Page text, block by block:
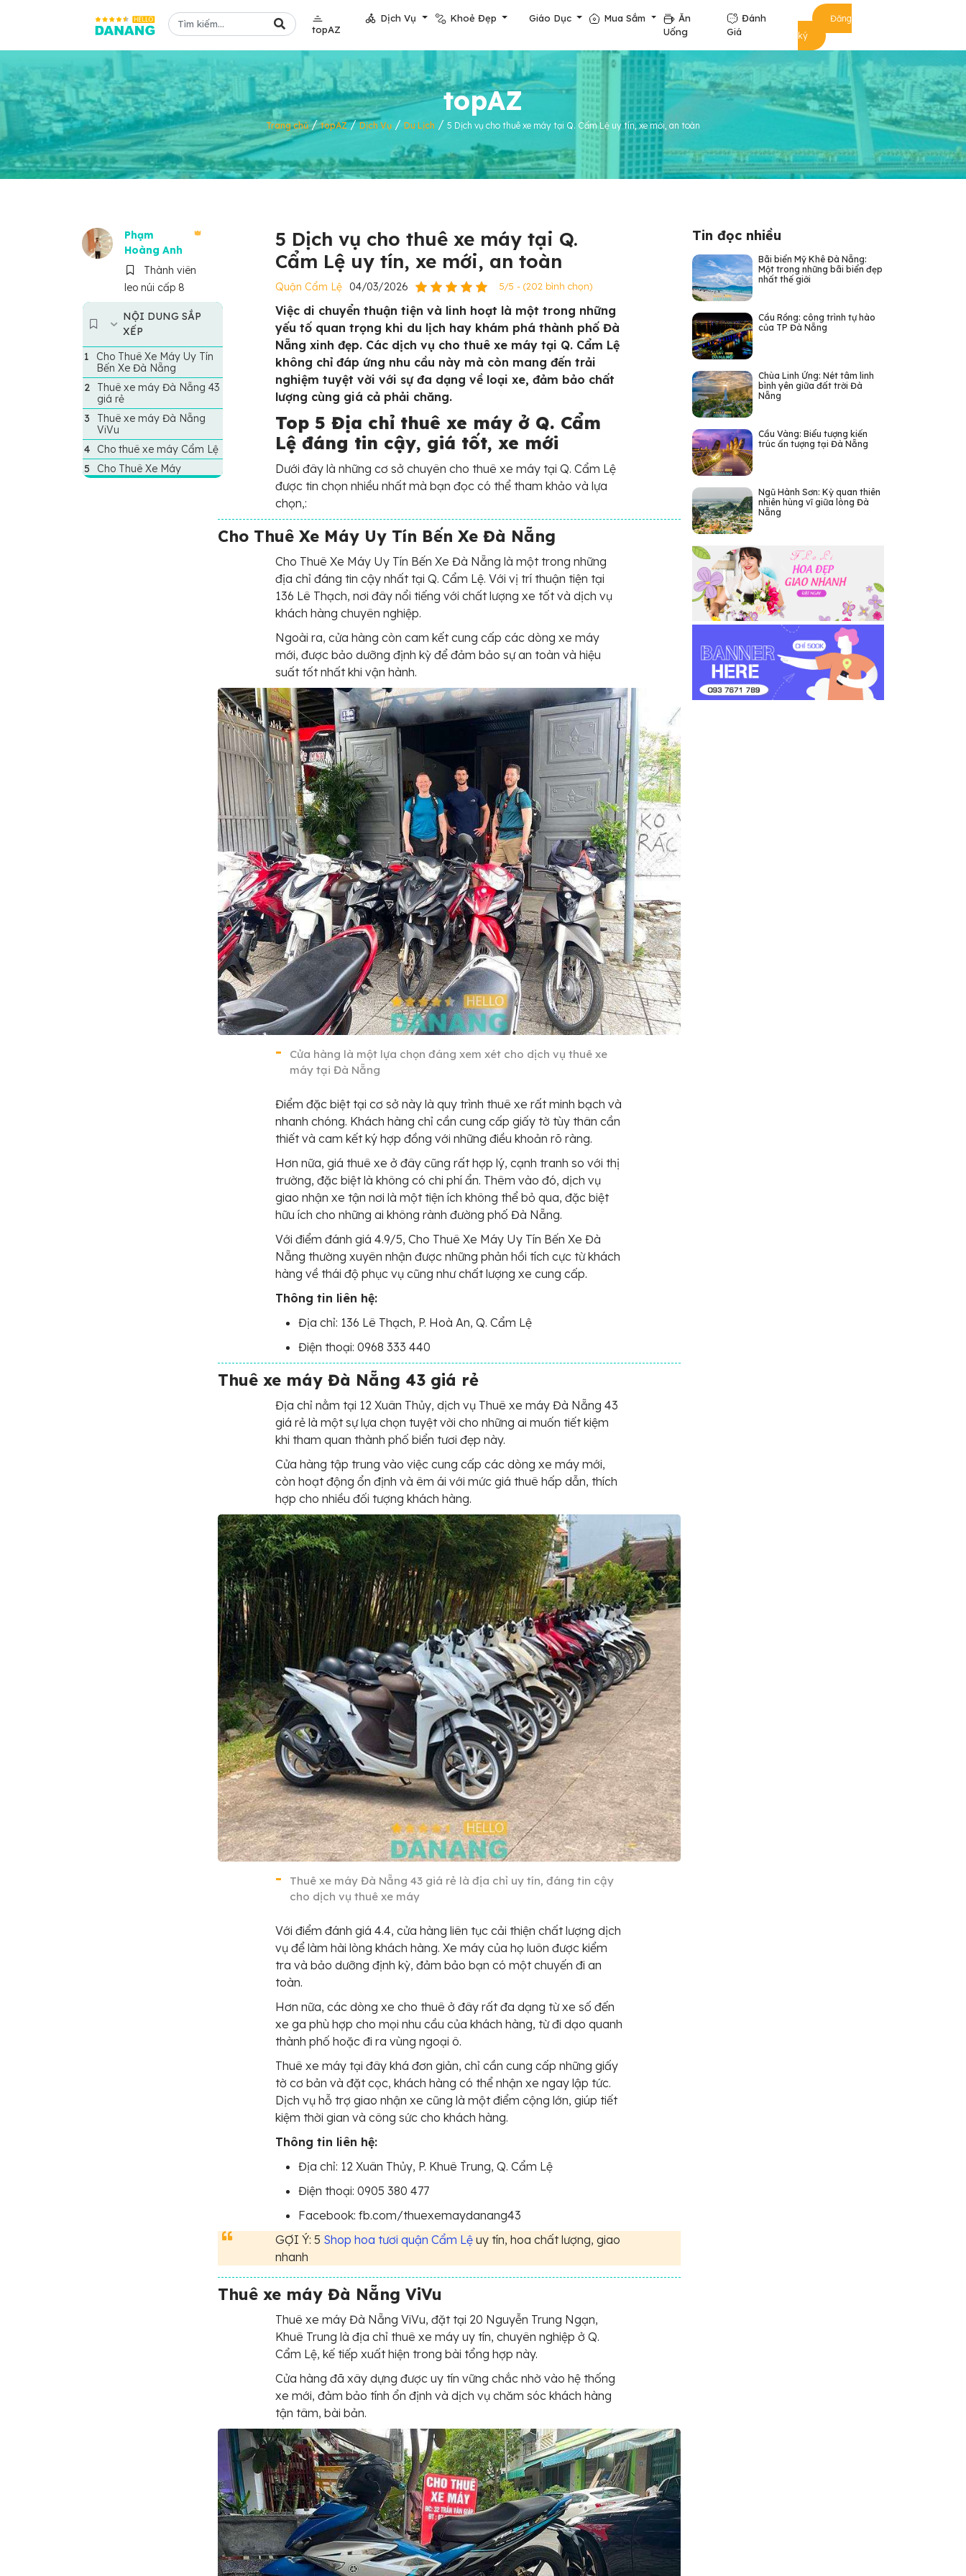
topAZ
Dịch Vụ Khoẻ Đẹp Giáo Dục Mua Sắm
Ăn
Uống
Đánh
Giá
Đăng
ký
topAZ
Trang chủ/topAZ/Dịch Vụ / Du Lịch / 5 Dịch vụ cho thuê xe máy tại Q. Cẩm Lệ uy tín, xe mới, an toàn
Phạm
Hoàng Anh
Thành viên
leo núi cấp 8
5 Dịch vụ cho thuê xe máy tại Q.
Cẩm Lệ uy tín, xe mới, an toàn
Quận Cẩm Lệ 04/03/2026 5/5 - (202 bình chọn)
NỘI DUNG SẮP
XẾP
Cho Thuê Xe Máy Uy Tín
Bến Xe Đà Nẵng
Thuê xe máy Đà Nẵng 43
giá rẻ
Thuê xe máy Đà Nẵng
ViVu
Cho thuê xe máy Cẩm Lệ
Cho Thuê Xe Máy
Việc di chuyển thuận tiện và linh hoạt là một trong những
yếu tố quan trọng khi du lịch hay khám phá thành phố Đà
Nẵng xinh đẹp. Các dịch vụ cho thuê xe máy tại Q. Cẩm Lệ
không chỉ đáp ứng nhu cầu này mà còn mang đến trải
nghiệm tuyệt vời với sự đa dạng về loại xe, đảm bảo chất
lượng cùng giá cả phải chăng.
Top 5 Địa chỉ thuê xe máy ở Q. Cẩm
Lệ đáng tin cậy, giá tốt, xe mới
Dưới đây là những cơ sở chuyên cho thuê xe máy tại Q. Cẩm Lệ
được tin chọn nhiều nhất mà bạn đọc có thể tham khảo và lựa
chọn,:
Cho Thuê Xe Máy Uy Tín Bến Xe Đà Nẵng
Cho Thuê Xe Máy Uy Tín Bến Xe Đà Nẵng là một trong những
địa chỉ đáng tin cậy nhất tại Q. Cẩm Lệ. Với vị trí thuận tiện tại
136 Lê Thạch, nơi đây nổi tiếng với chất lượng xe tốt và dịch vụ
khách hàng chuyên nghiệp.
Ngoài ra, cửa hàng còn cam kết cung cấp các dòng xe máy
mới, được bảo dưỡng định kỳ để đảm bảo sự an toàn và hiệu
suất tốt nhất khi vận hành.
Cửa hàng là một lựa chọn đáng xem xét cho dịch vụ thuê xe
máy tại Đà Nẵng
Điểm đặc biệt tại cơ sở này là quy trình thuê xe rất minh bạch và
nhanh chóng. Khách hàng chỉ cần cung cấp giấy tờ tùy thân cần
thiết và cam kết ký hợp đồng với những điều khoản rõ ràng.
Hơn nữa, giá thuê xe ở đây cũng rất hợp lý, cạnh tranh so với thị
trường, đặc biệt là không có chi phí ẩn. Thêm vào đó, dịch vụ
giao nhận xe tận nơi là một tiện ích không thể bỏ qua, đặc biệt
hữu ích cho những ai không rành đường phố Đà Nẵng.
Với điểm đánh giá 4.9/5, Cho Thuê Xe Máy Uy Tín Bến Xe Đà
Nẵng thường xuyên nhận được những phản hồi tích cực từ khách
hàng về thái độ phục vụ cũng như chất lượng xe cung cấp.
Thông tin liên hệ:
Địa chỉ: 136 Lê Thạch, P. Hoà An, Q. Cẩm Lệ
Điện thoại: 0968 333 440
Thuê xe máy Đà Nẵng 43 giá rẻ
Địa chỉ nằm tại 12 Xuân Thủy, dịch vụ Thuê xe máy Đà Nẵng 43
giá rẻ là một sự lựa chọn tuyệt vời cho những ai muốn tiết kiệm
khi tham quan thành phố biển tươi đẹp này.
Cửa hàng tập trung vào việc cung cấp các dòng xe máy mới,
còn hoạt động ổn định và êm ái với mức giá thuê hấp dẫn, thích
hợp cho nhiều đối tượng khách hàng.
Thuê xe máy Đà Nẵng 43 giá rẻ là địa chỉ uy tín, đáng tin cậy
cho dịch vụ thuê xe máy
Với điểm đánh giá 4.4, cửa hàng liên tục cải thiện chất lượng dịch
vụ để làm hài lòng khách hàng. Xe máy của họ luôn được kiểm
tra và bảo dưỡng định kỳ, đảm bảo bạn có một chuyến đi an
toàn.
Hơn nữa, các dòng xe cho thuê ở đây rất đa dạng từ xe số đến
xe ga phù hợp cho mọi nhu cầu của khách hàng, từ đi dạo quanh
thành phố hoặc đi ra vùng ngoại ô.
Thuê xe máy tại đây khá đơn giản, chỉ cần cung cấp những giấy
tờ cơ bản và đặt cọc, khách hàng có thể nhận xe ngay lập tức.
Dịch vụ hỗ trợ giao nhận xe cũng là một điểm cộng lớn, giúp tiết
kiệm thời gian và công sức cho khách hàng.
Thông tin liên hệ:
Địa chỉ: 12 Xuân Thủy, P. Khuê Trung, Q. Cẩm Lệ
Điện thoại: 0905 380 477
Facebook: fb.com/thuexemaydanang43
GỢI Ý: 5 Shop hoa tươi quận Cẩm Lệ uy tín, hoa chất lượng, giao
nhanh
Thuê xe máy Đà Nẵng ViVu
Thuê xe máy Đà Nẵng ViVu, đặt tại 20 Nguyễn Trung Ngạn,
Khuê Trung là địa chỉ thuê xe máy uy tín, chuyên nghiệp ở Q.
Cẩm Lệ, kế tiếp xuất hiện trong bài tổng hợp này.
Cửa hàng đã xây dựng được uy tín vững chắc nhờ vào hệ thống
xe mới, đảm bảo tính ổn định và dịch vụ chăm sóc khách hàng
tận tâm, bài bản.
Tin đọc nhiều
Bãi biển Mỹ Khê Đà Nẵng:
Một trong những bãi biển đẹp
nhất thế giới
Cầu Rồng: công trình tự hào
của TP Đà Nẵng
Chùa Linh Ứng: Nét tâm linh
bình yên giữa đất trời Đà
Nẵng
Cầu Vàng: Biểu tượng kiến
trúc ấn tượng tại Đà Nẵng
Ngũ Hành Sơn: Kỳ quan thiên
nhiên hùng vĩ giữa lòng Đà
Nẵng